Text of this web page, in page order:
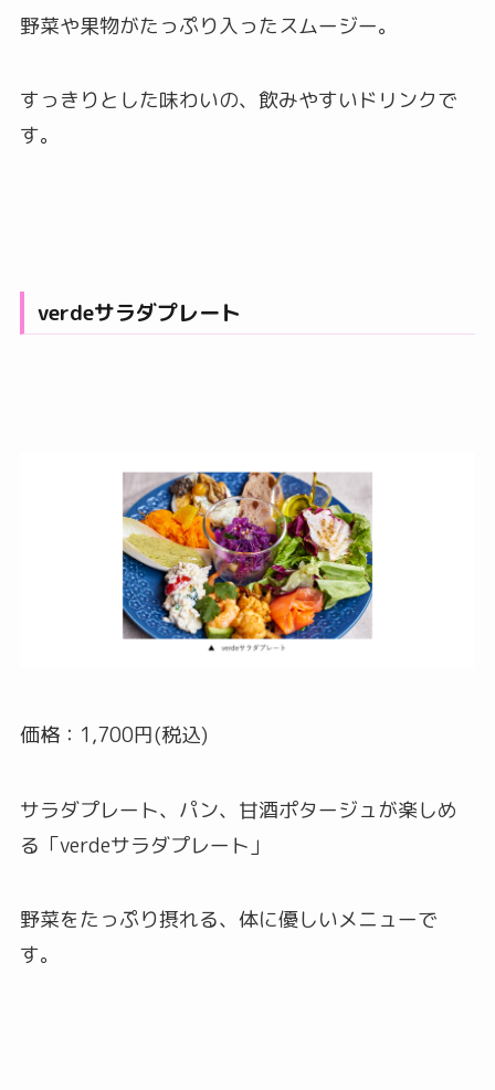
野菜や果物がたっぷり入ったスムージー。
すっきりとした味わいの、飲みやすいドリンクで
す。
verdeサラダプレート
価格：1,700円(税込)
サラダプレート、パン、甘酒ポタージュが楽しめ
る「verdeサラダプレート」
野菜をたっぷり摂れる、体に優しいメニューで
す。